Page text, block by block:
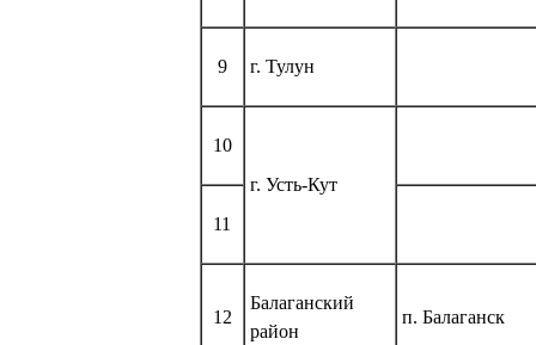
9 г. Тулун
10
г. Усть-Кут
11
12
Балаганский
район
п. Балаганск